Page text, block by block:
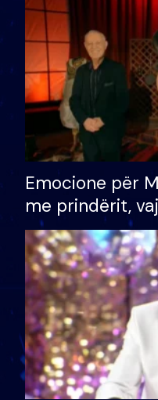
të fituar
Emocione për
me prindërit,
bashkëshorten:
divorci apo jo?